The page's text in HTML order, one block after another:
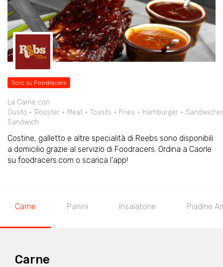
Solo su Foodracers
La Carne con
Gusto
Rooster Meat Toasts Fries Hamburger
Sandwich
Costine, galletto e altre specialità di Reebs sono disponibili
a domicilio grazie al servizio di Foodracers. Ordina a Caorle
su foodracers.com o scarica l'app!
Carne Panini Insalatone Piadine
Carne